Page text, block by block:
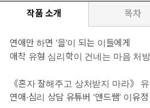
작품 소개 목차
연애만 하면 ‘을’이 되는 이들에게
애착 유형 심리학이 건네는 마음 처방
《혼자 잘해주고 상처받지 마라》
연애·심리 상담 유튜버 ‘앤드쌤’ 이유